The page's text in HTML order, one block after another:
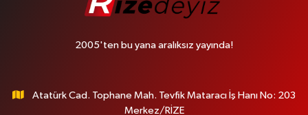
2005'ten bu yana aralıksız yayında!
Atatürk Cad. Tophane Mah. Tevfik Mataracı İş Hanı No: 203
Merkez/RİZE